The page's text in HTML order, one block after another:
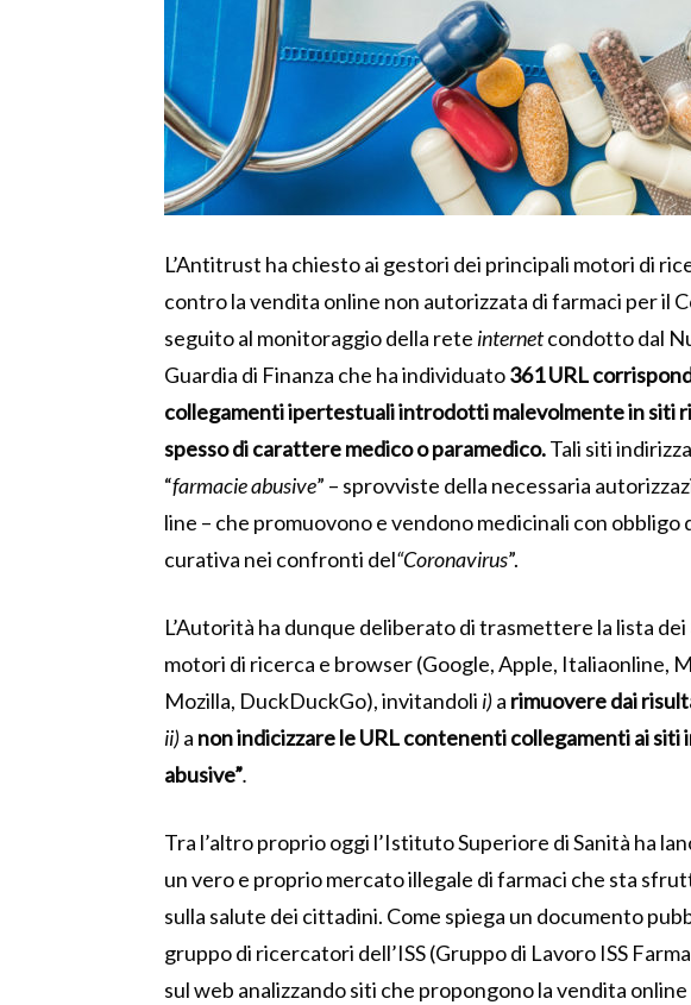
L’Antitrust ha chiesto ai gestori dei principali motori di
contro la vendita online non autorizzata di farmaci per il
seguito al monitoraggio della rete internetcondotto dal
Guardia di Finanza che ha individuato361 URL
collegamenti ipertestuali introdotti malevolmente in siti
spesso di carattere medico o paramedico.Tali siti
“farmacie abusive” – sprovviste della necessaria
line – che promuovono e vendono medicinali con
curativa nei confronti del“Coronavirus”.
L’Autorità ha dunque deliberato di trasmettere la lista
motori di ricerca e browser (Google, Apple, Italiaonline,
Mozilla, DuckDuckGo), invitandoli i)a rimuovere dai
ii)a non indicizzare le URL contenenti collegamenti ai siti
abusive”.
Tra l’altro proprio oggi l’Istituto Superiore di Sanità ha
un vero e proprio mercato illegale di farmaci che sta
sulla salute dei cittadini. Come spiega un documento
gruppo di ricercatori dell’ISS (Gruppo di Lavoro ISS
sul web analizzando siti che propongono la vendita